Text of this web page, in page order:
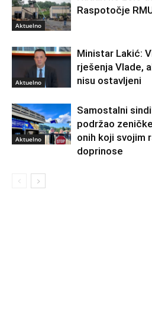
Aktuelno
Raspotočje
Aktuelno
Ministar Lakić:
rješenja Vlade,
nisu ostavljeni
Aktuelno
Samostalni
podržao
onih koji svojim
doprinose